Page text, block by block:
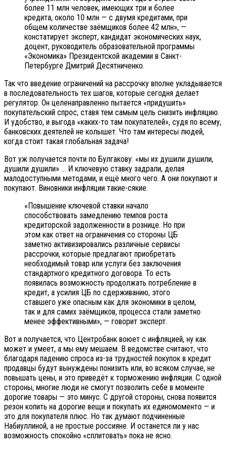
более 11 млн человек, имеющих три и более
кредита, около 10 млн — с двумя кредитами, при
общем количестве заёмщиков более 42 млн», —
констатирует эксперт, кандидат экономических наук,
доцент, руководитель образовательной программы
«Экономика» Президентской академии в Санкт-
Петербурге Дмитрий Десятниченко.
Так что введение ограничений на рассрочку вполне укладывается
в последовательность тех шагов, которые сегодня делает
регулятор. Он целенаправленно пытается «придушить»
покупательский спрос, ставя тем самым цель снизить инфляцию.
И удобство, и выгода «каких-то там покупателей», судя по всему,
банковских деятелей не колышет. Что там интересы людей,
когда стоит такая глобальная задача!
Вот уж получается почти по Булгакову: «мы их душили душили,
душили душили» … И ключевую ставку задрали, делая
малодоступными методами, и ещё много чего. А они покупают и
покупают. Виновники инфляции такие-сякие.
«Повышение ключевой ставки начало
способствовать замедлению темпов роста
кредиторской задолженности в рознице. Но при
этом как ответ на ограничения со стороны ЦБ
заметно активизировались различные сервисы
рассрочки, которые предлагают приобретать
необходимый товар или услуги без заключения
стандартного кредитного договора. То есть
появилась возможность продолжать потребление в
кредит, а усилия ЦБ по сдерживанию, этого
ставшего уже опасным как для экономики в целом,
так и для самих заёмщиков, процесса стали заметно
менее эффективными», — говорит эксперт.
Вот и получается, что Центробанк воюет с инфляцией, ну как
может и умеет, а мы ему мешаем. В ведомстве считают, что
благодаря падению спроса из-за трудностей покупок в кредит
продавцы будут вынуждены понизить или, во всяком случае, не
повышать цены, и это приведёт к торможению инфляции. С одной
стороны, многие люди не смогут позволить себе в моменте
дорогие товары — это минус. С другой стороны, снова появится
резон копить на дорогие вещи и покупать их единомоменто — и
это для покупателя плюс. Но так думают подчиненные
Набиуллиной, а не простые россияне. И останется ли у нас
возможность спокойно «сплитовать» пока не ясно.